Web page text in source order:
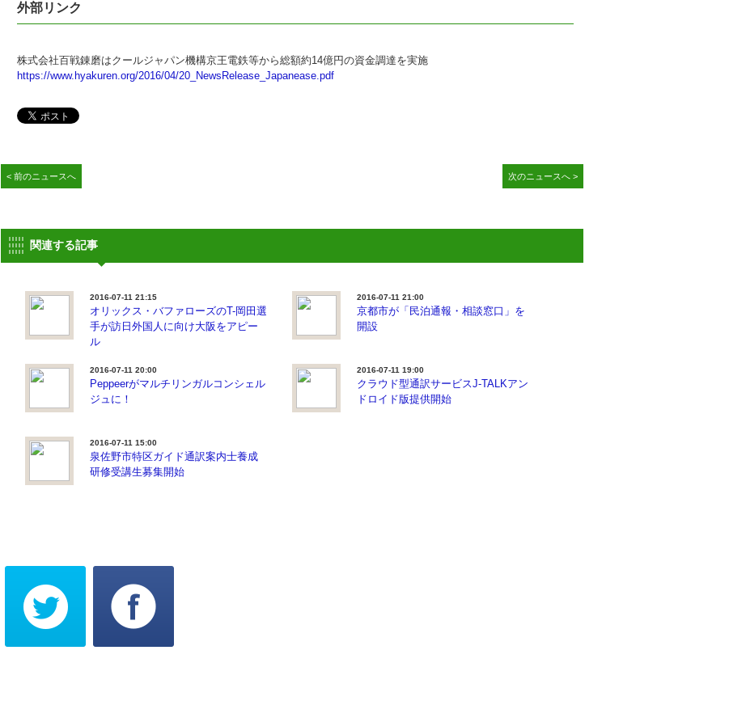
外部リンク
株式会社百戦錬磨はクールジャパン機構京王電鉄等から総額約14億円の資金調達を実施
https://www.hyakuren.org/2016/04/20_NewsRelease_Japanease.pdf
< 前のニュースへ 次のニュースへ >
関連する記事
2016-07-11 21:15
オリックス・バファローズのT-岡田選
手が訪日外国人に向け大阪をアピー
ル
2016-07-11 21:00
京都市が「民泊通報・相談窓口」を
開設
2016-07-11 20:00
Peppeerがマルチリンガルコンシェル
ジュに！
2016-07-11 19:00
クラウド型通訳サービスJ-TALKアン
ドロイド版提供開始
2016-07-11 15:00
泉佐野市特区ガイド通訳案内士養成
研修受講生募集開始